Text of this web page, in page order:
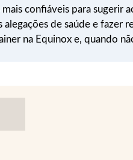
confiáveis para sugerir
de saúde e fazer
na Equinox e, quando